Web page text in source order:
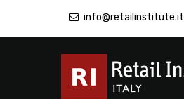
info@retailinstitute.it